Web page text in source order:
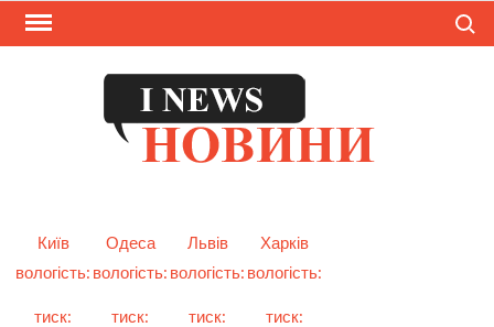
Skip
Київ
Одеса Львів
Харків
вологість:
тиск:
вологість:
тиск:
вологість:
тиск:
вологість:
тиск: